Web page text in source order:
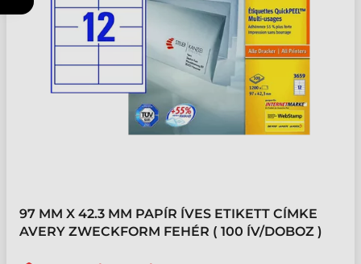
97 MM X 42.3 MM PAPÍR ÍVES ETIKETT CÍMKE
AVERY ZWECKFORM FEHÉR ( 100 ÍV/DOBOZ )